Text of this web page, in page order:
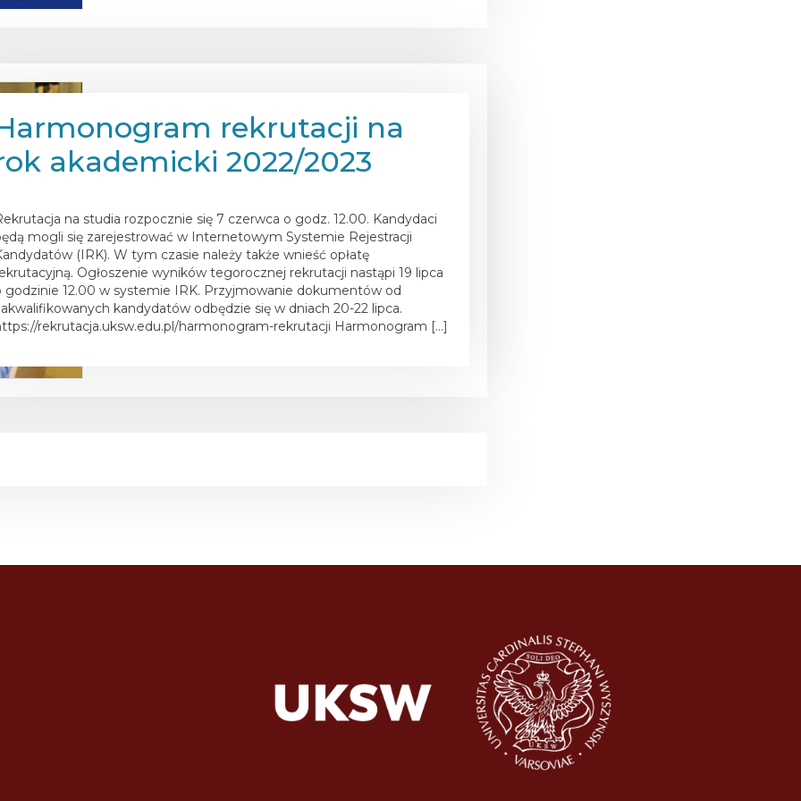
rekrutacji na
akademicki 2022/2023
na studia rozpocznie się 7 czerwca o godz. 12.00. Kandydaci
mogli się zarejestrować w Internetowym Systemie Rejestracji
(IRK). W tym czasie należy także wnieść opłatę
Ogłoszenie wyników tegorocznej rekrutacji nastąpi 19 lipca
godzinie 12.00 w systemie IRK. Przyjmowanie dokumentów od
kandydatów odbędzie się w dniach 20-22 lipca.
rekrutacja.uksw.edu.pl/harmonogram-rekrutacji Harmonogram […]